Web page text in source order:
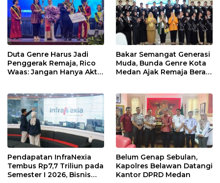
Duta Genre Harus Jadi
Penggerak Remaja, Rico
Waas: Jangan Hanya Aktif
Bakar Semangat Generasi
Muda, Bunda Genre Kota
Medan Ajak Remaja Berani
Pendapatan InfraNexia
Tembus Rp7,7 Triliun pada
Semester I 2026, Bisnis
Belum Genap Sebulan,
Kapolres Belawan Datangi
Kantor DPRD Medan